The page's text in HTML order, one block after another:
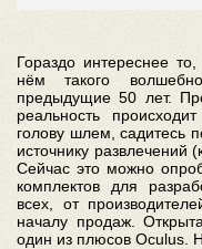
Гораздо интереснее
нём такого
предыдущие 50 лет.
реальность
голову шлем, садитесь
источнику развлечений
Сейчас это можно
комплектов для
всех, от
началу продаж.
один из плюсов Oculus.